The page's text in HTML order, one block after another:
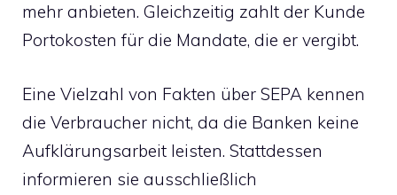
mehr anbieten. Gleichzeitig zahlt der Kunde
Portokosten für die Mandate, die er vergibt.
Eine Vielzahl von Fakten über SEPA kennen
die Verbraucher nicht, da die Banken keine
Aufklärungsarbeit leisten. Stattdessen
informieren sie ausschließlich